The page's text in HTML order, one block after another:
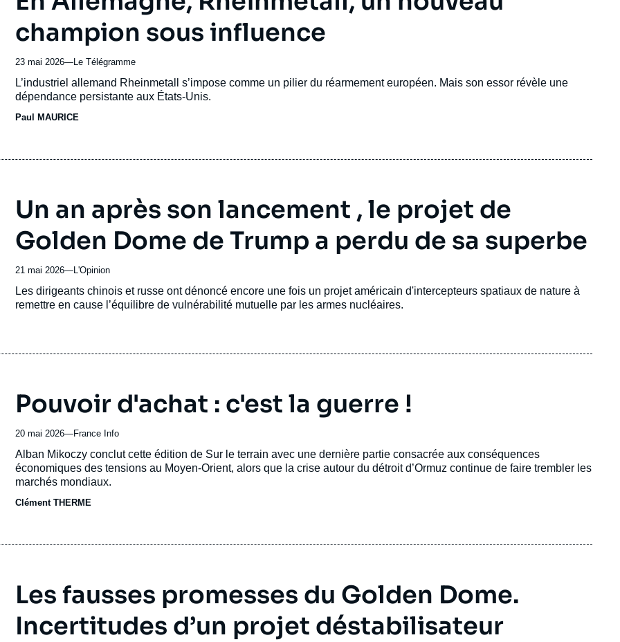
champion sous influence
23 mai 2026—Nom
du
journal,
revue
ou
Le Télégramme
Accroche
L’industriel allemand Rheinmetall s’impose comme un pilier du réarmement européen. Mais son essor révèle une
dépendance persistante aux États-Unis.
Paul MAURICE
Un an après son lancement , le projet de
Golden Dome de Trump a perdu de sa superbe
21 mai 2026—Nom
journal,
revue
L'Opinion
Accroche
Les dirigeants chinois et russe ont dénoncé encore une fois un projet américain d'intercepteurs spatiaux de nature à
remettre en cause l’équilibre de vulnérabilité mutuelle par les armes nucléaires.
Pouvoir d'achat : c'est la guerre !
20 mai 2026—Nom
journal,
revue
ou
émission
France Info
Accroche
Alban Mikoczy conclut cette édition de Sur le terrain avec une dernière partie consacrée aux conséquences
économiques des tensions au Moyen-Orient, alors que la crise autour du détroit d’Ormuz continue de faire trembler les
marchés mondiaux.
Clément THERME
Les fausses promesses du Golden Dome.
Incertitudes d’un projet déstabilisateur